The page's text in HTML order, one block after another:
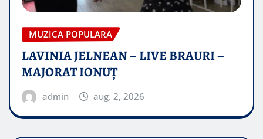
MUZICA POPULARA
LAVINIA JELNEAN – LIVE BRAURI –
MAJORAT IONUŢ
admin aug. 2, 2026